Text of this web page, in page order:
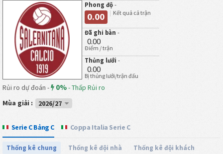
Phong độ -
0.00 Kết quả cả trận
Đã ghi bàn -
0.00
Điểm / trận
Thủng lưới -
0.00
Bị thủng lưới/trận đấu
Rủi ro dự đoán - 0%-Thấp Rủi ro
Mùa giải :
2026/27
Serie C Bảng C Coppa Italia Serie C
Thống kê chung Thống kê đội nhà Thống kê đội khách